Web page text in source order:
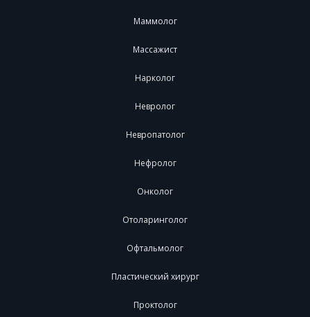
Маммолог
Массажист
Нарколог
Невролог
Невропатолог
Нефролог
Онколог
Отоларинголог
Офтальмолог
Пластический хирург
Проктолог